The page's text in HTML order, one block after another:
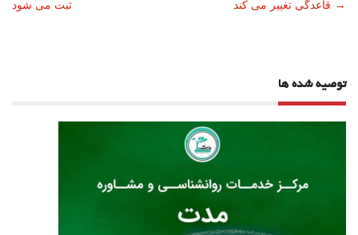
ثبت می شود
قاعدگی تغییر می کند →
توصیه شده ها